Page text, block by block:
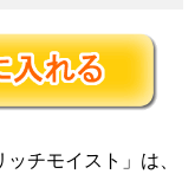
チモイスト」は、